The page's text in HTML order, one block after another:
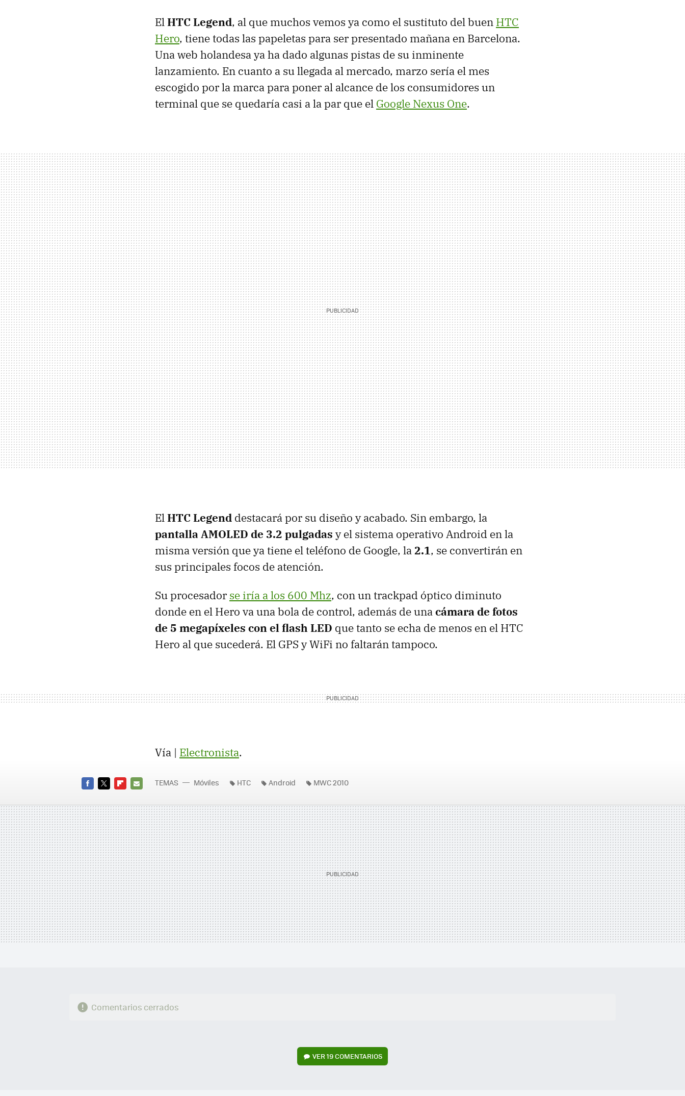
ElHTC Legend, al que muchos vemos ya como el sustituto del buen HTC
Hero, tiene todas las papeletas para ser presentado mañana en Barcelona.
Una web holandesa ya ha dado algunas pistas de su inminente
lanzamiento. En cuanto a su llegada al mercado, marzo sería el mes
escogido por la marca para poner al alcance de los consumidores un
terminal que se quedaría casi a la par que el Google Nexus One.
ElHTC Legend destacará por su diseño y acabado. Sin embargo, la
pantalla AMOLED de 3.2 pulgadas y el sistema operativo Android en la
misma versión que ya tiene el teléfono de Google, la2.1, se convertirán en
sus principales focos de atención.
Su procesador se iría a los 600 Mhz, con un trackpad óptico diminuto
donde en el Hero va una bola de control, además de unacámara de fotos
de 5 megapíxeles con el flash LED que tanto se echa de menos en el HTC
Hero al que sucederá. El GPS y WiFi no faltarán tampoco.
Vía | Electronista.
MAIL
TEMAS Móviles HTC Android MWC 2010
Comentarios cerrados
VER19 COMENTARIOS